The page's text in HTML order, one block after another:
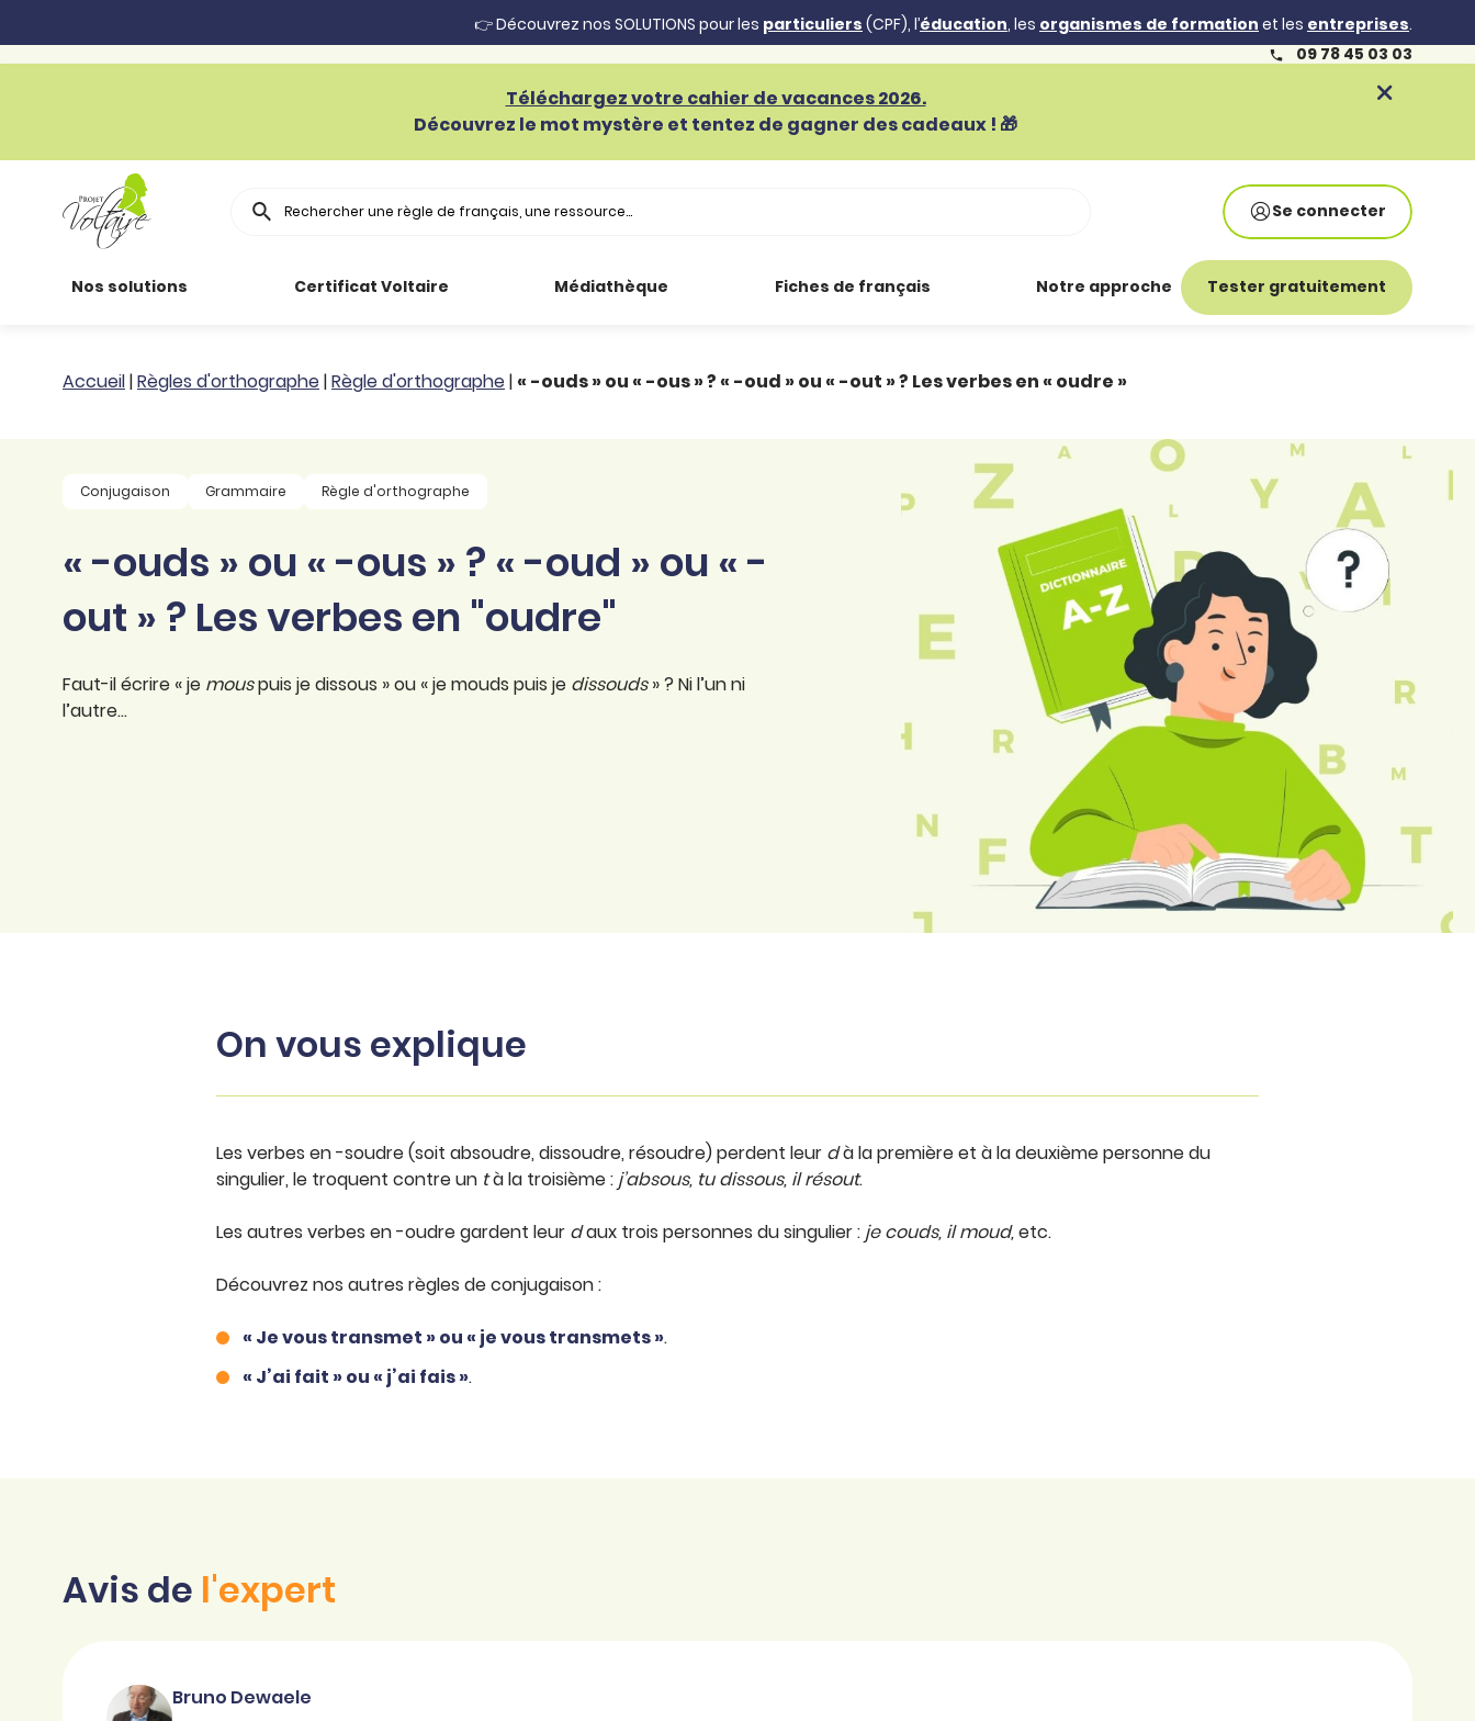
👉 Découvrez nos SOLUTIONS pour les particuliers (CPF), l’éducation, les organismes de formation et les entreprises.
09 78 45 03 03
Téléchargez votre cahier de vacances 2026.
Découvrez le mot mystère et tentez de gagner des cadeaux ! 🎁
Rechercher Se connecter
Nos solutions
Particuliers
Organismes de
formation
Évaluer le niveau de ses
salariés
Certificat Voltaire Médiathèque
Toutes nos
ressources
professionnel
Animer une classe
Aider ses enfants
salariés
Explorer la langue
Fiches de français
Conjugaison
d’orthographe
Syntaxe
Toutes nos fiches
Notre approche Tester gratuitement
Accueil|Règles d'orthographe|Règle d'orthographe| « -ouds » ou « -ous » ? « -oud » ou « -out » ? Les verbes en « oudre »
Conjugaison Grammaire Règle d'orthographe
« -ouds » ou « -ous » ? « -oud » ou « -
out » ? Les verbes en "oudre"
Faut-il écrire « je mouspuis je dissous » ou « je mouds puis je dissouds» ? Ni l’un ni
l’autre…
On vous explique
Les verbes en -soudre (soit absoudre, dissoudre, résoudre) perdent leur dà la première et à la deuxième personne du
singulier, le troquent contre un tà la troisième : j’absous, tu dissous, il résout.
Les autres verbes en -oudre gardent leur daux trois personnes du singulier : je couds, il moud,etc.
Découvrez nos autres règles de conjugaison :
« Je vous transmet » ou « je vous transmets ».
« J’ai fait » ou « j’ai fais ».
Avis de l'expert
Bruno Dewaele